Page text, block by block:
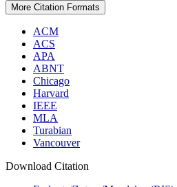
More Citation Formats
ACM
ACS
APA
ABNT
Chicago
Harvard
IEEE
MLA
Turabian
Vancouver
Download Citation